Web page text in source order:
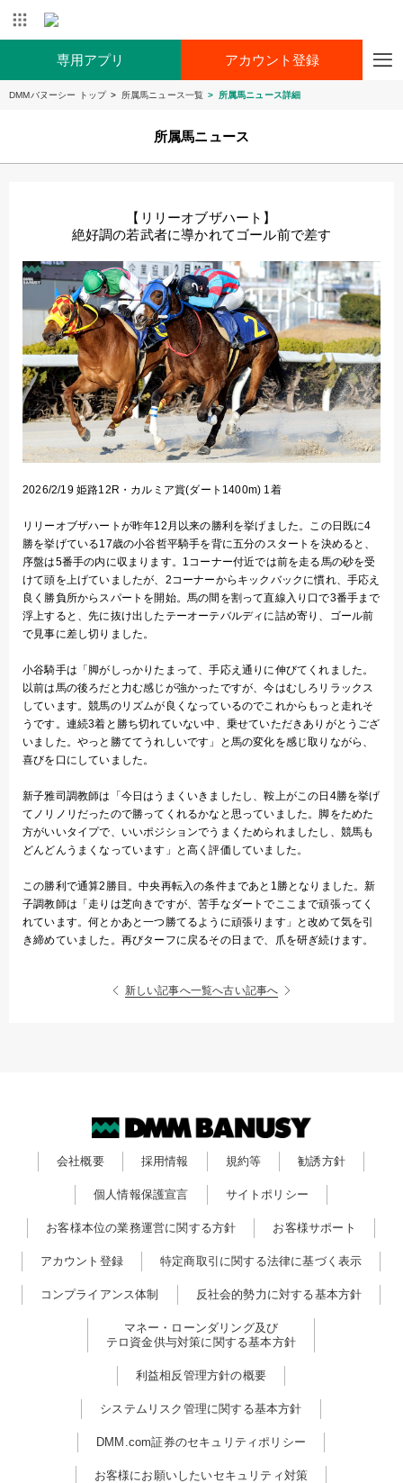
専用アプリ アカウント登録
DMMバヌーシー トップ 所属馬ニュース一覧 所属馬ニュース詳細
所属馬ニュース
【リリーオブザハート】
絶好調の若武者に導かれてゴール前で差す
2026/2/19 姫路12R・カルミア賞(ダート1400m) 1着
リリーオブザハートが昨年12月以来の勝利を挙げました。この日既に4
勝を挙げている17歳の小谷哲平騎手を背に五分のスタートを決めると、
序盤は5番手の内に収まります。1コーナー付近では前を走る馬の砂を受
けて頭を上げていましたが、2コーナーからキックバックに慣れ、手応え
良く勝負所からスパートを開始。馬の間を割って直線入り口で3番手まで
浮上すると、先に抜け出したテーオーテバルディに詰め寄り、ゴール前
で見事に差し切りました。
小谷騎手は「脚がしっかりたまって、手応え通りに伸びてくれました。
以前は馬の後ろだと力む感じが強かったですが、今はむしろリラックス
しています。競馬のリズムが良くなっているのでこれからもっと走れそ
うです。連続3着と勝ち切れていない中、乗せていただきありがとうござ
いました。やっと勝ててうれしいです」と馬の変化を感じ取りながら、
喜びを口にしていました。
新子雅司調教師は「今日はうまくいきましたし、鞍上がこの日4勝を挙げ
てノリノリだったので勝ってくれるかなと思っていました。脚をためた
方がいいタイプで、いいポジションでうまくためられましたし、競馬も
どんどんうまくなっています」と高く評価していました。
この勝利で通算2勝目。中央再転入の条件まであと1勝となりました。新
子調教師は「走りは芝向きですが、苦手なダートでここまで頑張ってく
れています。何とかあと一つ勝てるように頑張ります」と改めて気を引
き締めていました。再びターフに戻るその日まで、爪を研ぎ続けます。
新しい記事へ一覧へ古い記事へ
会社概要 採用情報 規約等 勧誘方針
個人情報保護宣言 サイトポリシー
お客様本位の業務運営に関する方針 お客様サポート
アカウント登録 特定商取引に関する法律に基づく表示
コンプライアンス体制 反社会的勢力に対する基本方針
マネー・ローンダリング及び
テロ資金供与対策に関する基本方針
利益相反管理方針の概要
システムリスク管理に関する基本方針
DMM.com証券のセキュリティポリシー
お客様にお願いしたいセキュリティ対策